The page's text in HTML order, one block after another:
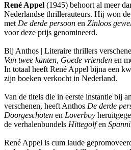
René Appel (1945) behoort al meer
Nederlandse thrillerauteurs. Hij won
metDe derde persoon en Zinloos
voor deze prijs genomineerd.
Bij Anthos | Literaire thrillers
Van twee kanten, Goede vrienden en
In totaal heeft René Appel bijna een
zijn boeken verkocht in Nederland.
Van de titels die in eerste instantie bij
verschenen, heeft Anthos De derde
Doorgeschoten en Loverboy
de verhalenbundels Hittegolfen
René Appel is cum laude